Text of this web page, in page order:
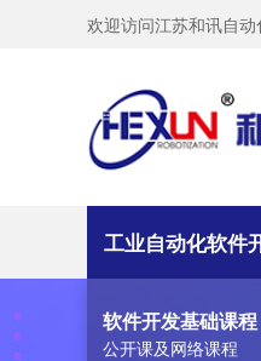
欢迎访问江苏和讯自动
工业自动化软件
软件开发基础课程
公开课及网络课程